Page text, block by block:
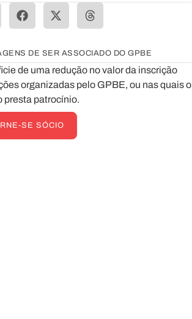
DE SER ASSOCIADO DO GPBE
de uma redução no valor da inscrição
organizadas pelo GPBE, ou nas quais o
presta patrocínio.
SE SÓCIO